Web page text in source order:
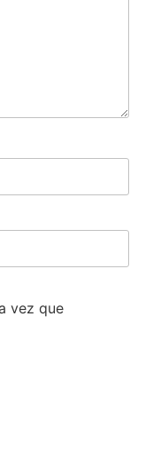
vez que